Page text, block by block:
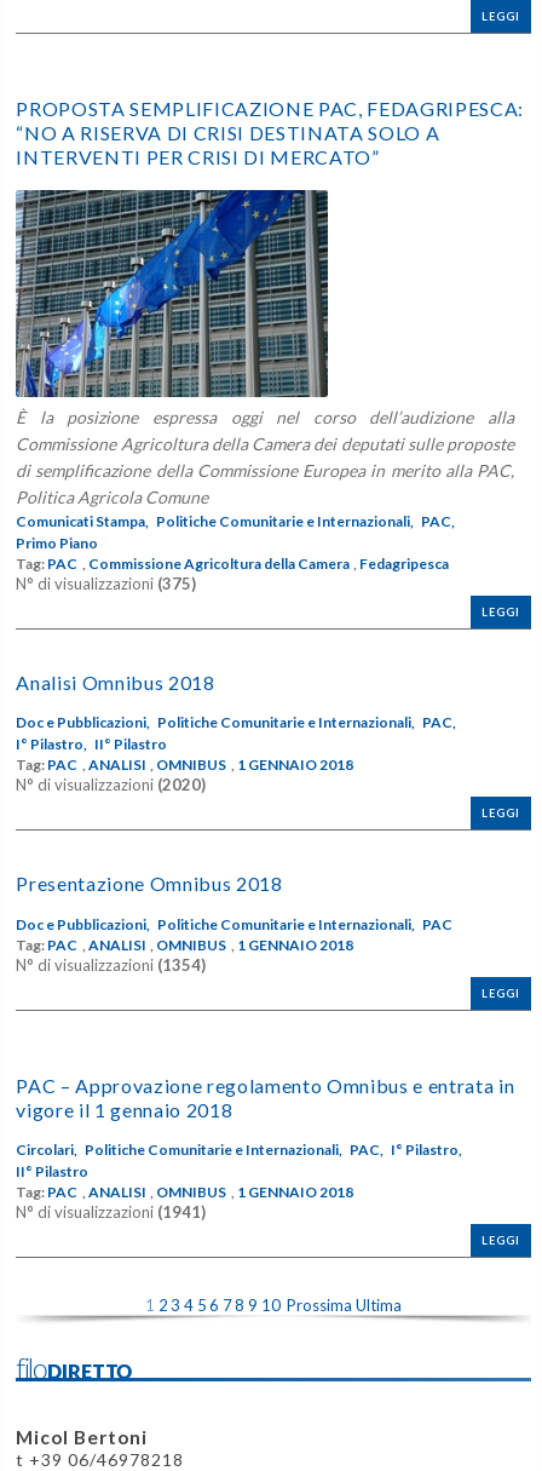
LEGGI
PROPOSTA SEMPLIFICAZIONE PAC, FEDAGRIPESCA:
“NO A RISERVA DI CRISI DESTINATA SOLO A
INTERVENTI PER CRISI DI MERCATO”
È la posizione espressa oggi nel corso dell’audizione alla
Commissione Agricoltura della Camera dei deputati sulle proposte
di semplificazione della Commissione Europea in merito alla PAC,
Politica Agricola Comune
Comunicati Stampa, Politiche Comunitarie e Internazionali,
PAC,
Primo Piano
Tag: PAC Commissione Agricoltura della Camera Fedagripesca
N° di visualizzazioni (375)
LEGGI
Analisi Omnibus 2018
Doc e Pubblicazioni, Politiche Comunitarie e Internazionali, PAC,
I° Pilastro, II° Pilastro
Tag: PAC , ANALISI , OMNIBUS , 1 GENNAIO 2018
N° di visualizzazioni (2020)
LEGGI
Presentazione Omnibus 2018
Doc e Pubblicazioni, Politiche Comunitarie e Internazionali,
PAC
Tag: PAC ANALISI OMNIBUS 1 GENNAIO 2018
N° di visualizzazioni (1354)
LEGGI
PAC – Approvazione regolamento Omnibus e entrata in
vigore il 1 gennaio 2018
Circolari, Politiche Comunitarie e Internazionali, PAC,
I° Pilastro,
II° Pilastro
Tag: PAC ANALISI OMNIBUS 1 GENNAIO 2018
N° di visualizzazioni (1941)
LEGGI
1 2 3 4 56 78 9 10 Prossima Ultima
filoDIRETTO
Micol Bertoni
t +39 06/46978218